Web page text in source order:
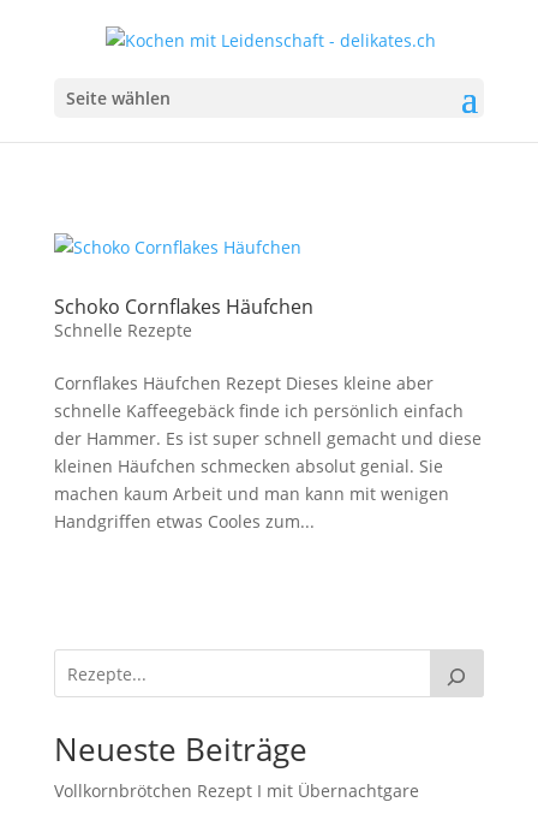
Seite wählen
Schoko Cornflakes Häufchen
Schnelle Rezepte
Cornflakes Häufchen Rezept Dieses kleine aber
schnelle Kaffeegebäck finde ich persönlich einfach
der Hammer. Es ist super schnell gemacht und diese
kleinen Häufchen schmecken absolut genial. Sie
machen kaum Arbeit und man kann mit wenigen
Handgriffen etwas Cooles zum...
Neueste Beiträge
Vollkornbrötchen Rezept I mit Übernachtgare